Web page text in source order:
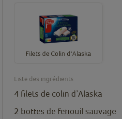
Filets de Colin d'Alaska
Liste des ingrédients
4 filets de colin d’Alaska
2 bottes de fenouil sauvage